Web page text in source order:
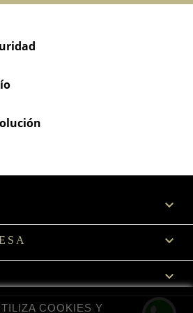



COOKIES Y